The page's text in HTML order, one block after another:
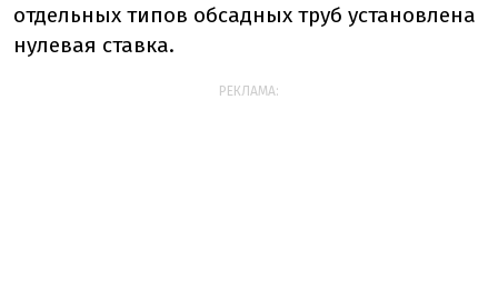
отдельных типов обсадных труб установлена
нулевая ставка.
РЕКЛАМА: